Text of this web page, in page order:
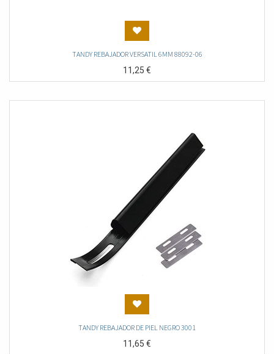
TANDY REBAJADOR VERSATIL 6MM 88092-06
11,25€
TANDY REBAJADOR DE PIEL NEGRO 3001
11,65€